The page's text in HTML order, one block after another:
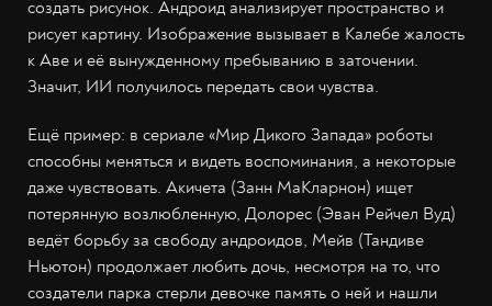
создать рисунок. Андроид анализирует пространство и
рисует картину. Изображение вызывает в Калебе жалость
к Аве и её вынужденному пребыванию в заточении.
Значит, ИИ получилось передать свои чувства.
Ещё пример: в сериале «Мир Дикого Запада» роботы
способны меняться и видеть воспоминания, а некоторые
даже чувствовать. Акичета (Занн МаКларнон) ищет
потерянную возлюбленную, Долорес (Эван Рейчел Вуд)
ведёт борьбу за свободу андроидов, Мейв (Тандиве
Ньютон) продолжает любить дочь, несмотря на то, что
создатели парка стерли девочке память о ней и нашли